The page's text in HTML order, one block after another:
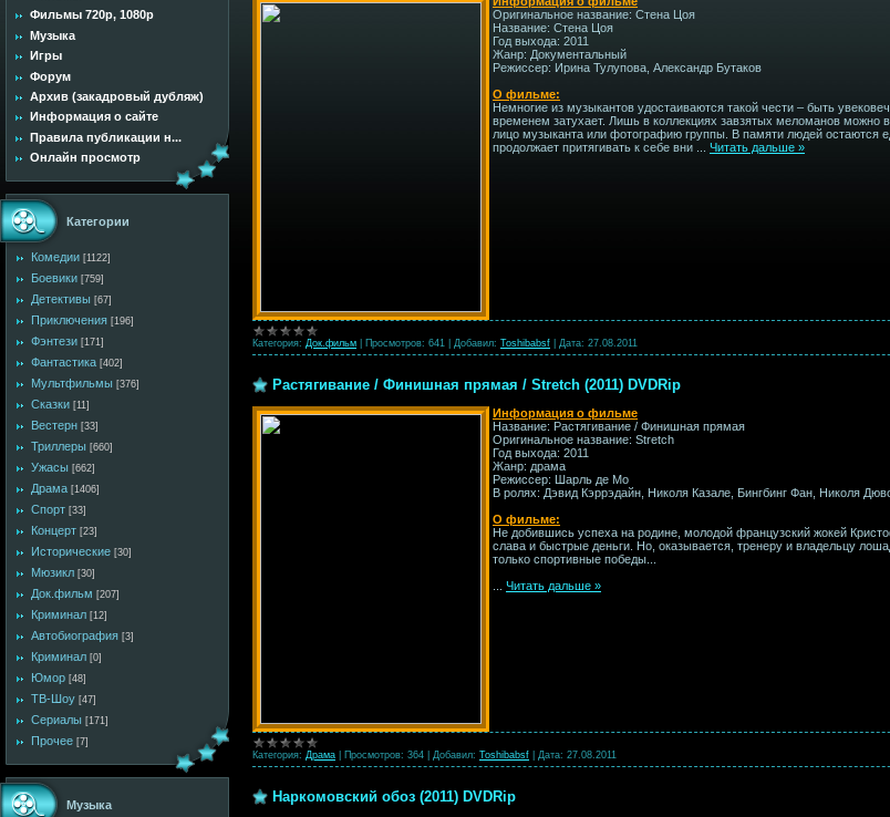
Фильмы 720p, 1080p
Музыка
Игры
Форум
Архив (закадровый дубляж)
Информация о сайте
Правила публикации н...
Онлайн просмотр
Категории
Комедии [1122]
Боевики [759]
Детективы [67]
Приключения [196]
Фэнтези [171]
Фантастика [402]
Мультфильмы [376]
Сказки [11]
Вестерн [33]
Триллеры [660]
Ужасы [662]
Драма [1406]
Спорт [33]
Концерт [23]
Исторические [30]
Мюзикл [30]
Док.фильм [207]
Криминал [12]
Автобиография [3]
Криминал [0]
Юмор [48]
ТВ-Шоу [47]
Сериалы [171]
Прочее [7]
Музыка
Оригинальное название: Стена Цоя
Название: Стена Цоя
Год выхода: 2011
Жанр: Документальный
Режиссер: Ирина Тулупова, Александр Бутаков
О фильме:
Немногие из музыкантов удостаиваются такой чести – быть
временем затухает. Лишь в коллекциях завзятых меломанов можно
лицо музыканта или фотографию группы. В памяти людей остаются
продолжает притягивать к себе вни
Читать дальше »
Категория: Док.фильм Просмотров: 641 Добавил: Toshibabsf Дата: 27.08.2011
Растягивание / Финишная прямая / Stretch (2011) DVDRip
Информация о фильме
Название: Растягивание / Финишная прямая
Оригинальное название: Stretch
Год выхода: 2011
Жанр: драма
Режиссер: Шарль де Мо
В ролях: Дэвид Кэррэдайн, Николя Казале, Бингбинг Фан, Николя
О фильме:
Не добившись успеха на родине, молодой французский жокей
слава и быстрые деньги. Но, оказывается, тренеру и владельцу
только спортивные победы...
Читать дальше »
Категория: Драма Просмотров: 364 Добавил: Toshibabsf Дата: 27.08.2011
Наркомовский обоз (2011) DVDRip